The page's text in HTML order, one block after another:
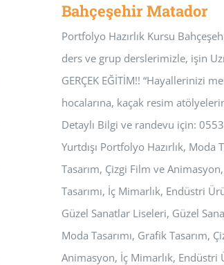
Bahçeşehir Matador
Portfolyo Hazırlık Kursu
ders ve grup derslerimizle, işin
GERÇEK EĞİTİM!! “Hayallerinizi
hocalarına, kaçak resim
Detaylı Bilgi ve randevu için:
Yurtdışı Portfolyo Hazırlık, Moda
Tasarım, Çizgi Film ve
Tasarımı, İç Mimarlık, Endüstri
Güzel Sanatlar Liseleri, Güzel
Moda Tasarımı, Grafik Tasarım,
Animasyon, İç Mimarlık, Endüstri